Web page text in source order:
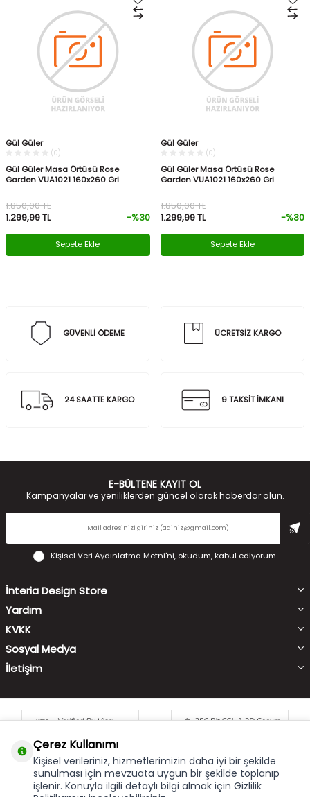
Gül Güler
(0)
Gül Güler Masa Örtüsü Rose
Garden VUA1021 160x260 Gri
1.299,99TL
1.850,00TL
-%30
Sepete Ekle
Gül Güler
(0)
Gül Güler Masa Örtüsü Rose
Garden VUA1021 160x260 Gri
1.299,99TL
1.850,00TL
-%30
Sepete Ekle
GÜVENLİ ÖDEME ÜCRETSİZ KARGO
24 SAATTE KARGO 9 TAKSİT İMKANI
E-BÜLTENE KAYIT OL
Kampanyalar ve yeniliklerden güncel olarak haberdar olun.
Kişisel Veri Aydınlatma Metni'ni, okudum, kabul ediyorum.
İnteria Design Store
Yardım
KVKK
Sosyal Medya
İletişim
Çerez Kullanımı
Çerez Kullanımı
Kişisel verileriniz, hizmetlerimizin daha iyi bir şekilde
sunulması için mevzuata uygun bir şekilde toplanıp
işlenir. Konuyla ilgili detaylı bilgi almak için Gizlilik